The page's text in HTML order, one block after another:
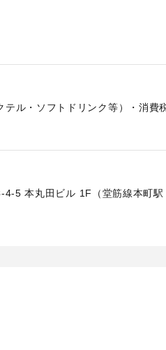
ル・ソフトドリンク等）・消費
4-5 本丸田ビル 1F（堂筋線本町駅